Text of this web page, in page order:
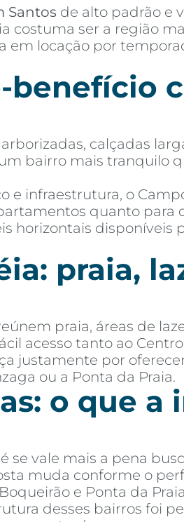
Santos de alto padrão e
costuma ser a região
locação por
benefício
calçadas
bairro mais tranquilo
infraestrutura, o
quanto para
horizontais disponíveis
praia,
praia, áreas de
acesso tanto ao
justamente por
ou a Ponta da Praia.
o que a
vale mais a pena
muda conforme o
e Ponta da
desses bairros foi